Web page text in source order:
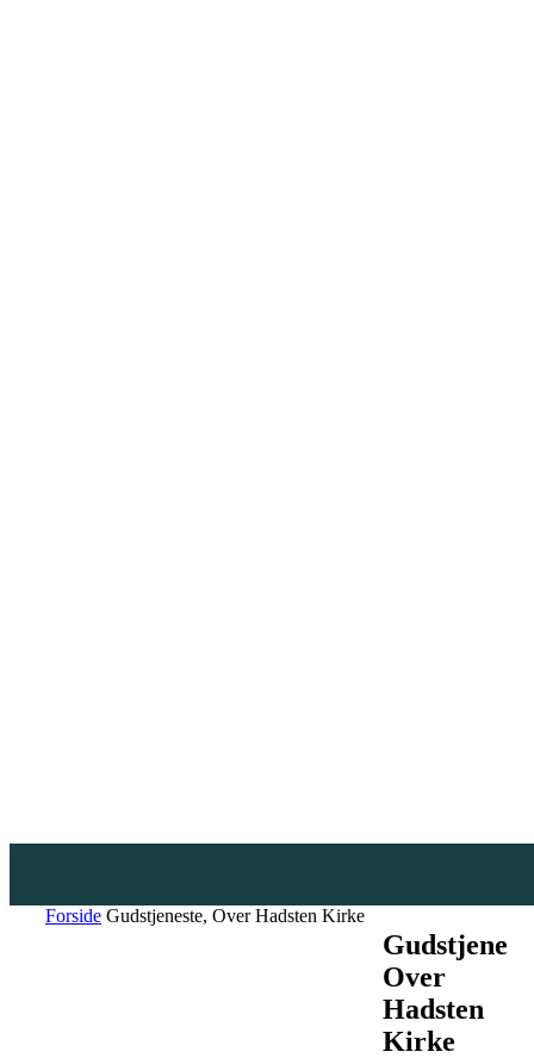
Forside Gudstjeneste, Over Hadsten Kirke
Over
Hadsten
Kirke